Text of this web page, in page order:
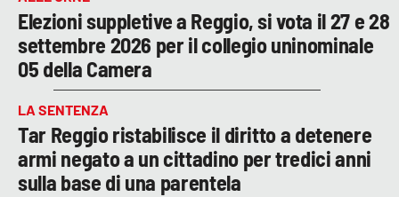
Elezioni suppletive a Reggio, si vota il 27 e 28
settembre 2026 per il collegio uninominale
05 della Camera
LA SENTENZA
Tar Reggio ristabilisce il diritto a detenere
armi negato a un cittadino per tredici anni
sulla base di una parentela